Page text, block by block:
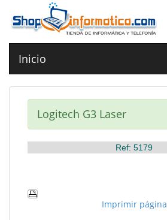
Inicio
Logitech G3 Laser
Ref: 5179
Imprimir página